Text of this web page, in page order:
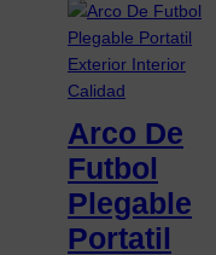
Arco De
Futbol
Plegable
Portatil